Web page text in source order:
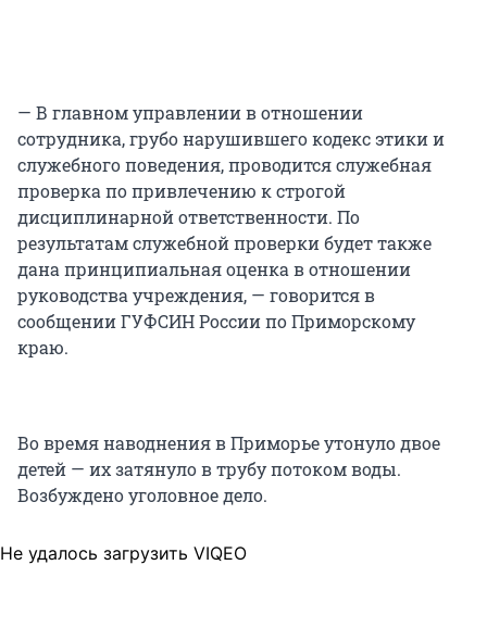
— В главном управлении в отношении
сотрудника, грубо нарушившего кодекс этики и
служебного поведения, проводится служебная
проверка по привлечению к строгой
дисциплинарной ответственности. По
результатам служебной проверки будет также
дана принципиальная оценка в отношении
руководства учреждения, — говорится в
сообщении ГУФСИН России по Приморскому
краю.
Во время наводнения в Приморье утонуло двое
детей — их затянуло в трубу потоком воды.
Возбуждено уголовное дело.
Не удалось загрузить VIQEO